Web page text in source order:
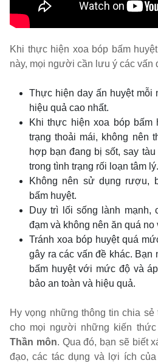
Khi thực hiện xoa bóp bấm
này, mọi người cần lưu ý các vấn
Thực hiện day ấn huyệt mỗi
hiệu quả cao nhất.
Khi thực hiện xoa bóp bấm
trạng thoải mái, không nên
hợp bạn đang bị sốt, say
trong tình trạng rối loạn tâm lý.
Không nên sử dụng rượu,
bấm huyệt.
Duy trì lối sống lành mạnh,
đạm và không nên ăn quá no
Tránh xoa bóp huyệt quá
gây ra các vấn đề khác. Bạn
bấm huyệt với mức độ và
bảo an toàn và hiệu quả.
Hy vọng những thông tin chia sẻ
cho mọi người những kiến thức
Thần môn. Qua đó, bạn sẽ biết
đạo, các tác dụng và lợi ích của